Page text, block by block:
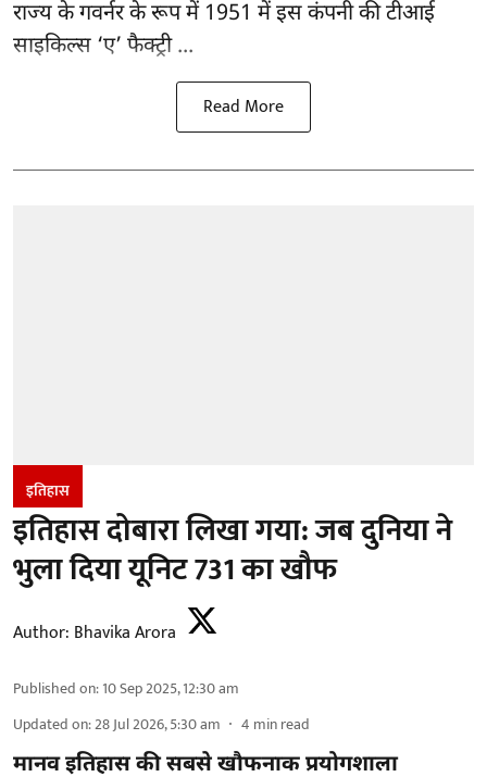
राज्य के गवर्नर के रूप में 1951 में इस कंपनी की टीआई
साइकिल्स ‘ए’ फैक्ट्री ...
Read More
इतिहास
इतिहास दोबारा लिखा गया: जब दुनिया ने
भुला दिया यूनिट 731 का खौफ
Author: Bhavika Arora
Published on:10 Sep 2025, 12:30 am
Updated on:28 Jul 2026, 5:30 am 4 min read
मानव इतिहास की सबसे खौफनाक प्रयोगशाला